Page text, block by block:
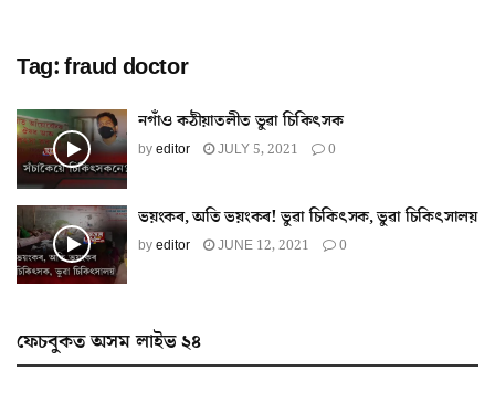
Tag:fraud doctor
নগাঁও কঠীয়াতলীত ভুৱা চিকিৎসক
byeditor JULY 5, 2021 0
ভয়ংকৰ, অতি ভয়ংকৰ! ভুৱা চিকিৎসক, ভুৱা চিকিৎসালয়
byeditor JUNE 12, 2021 0
ফেচবুকত অসম লাইভ ২৪